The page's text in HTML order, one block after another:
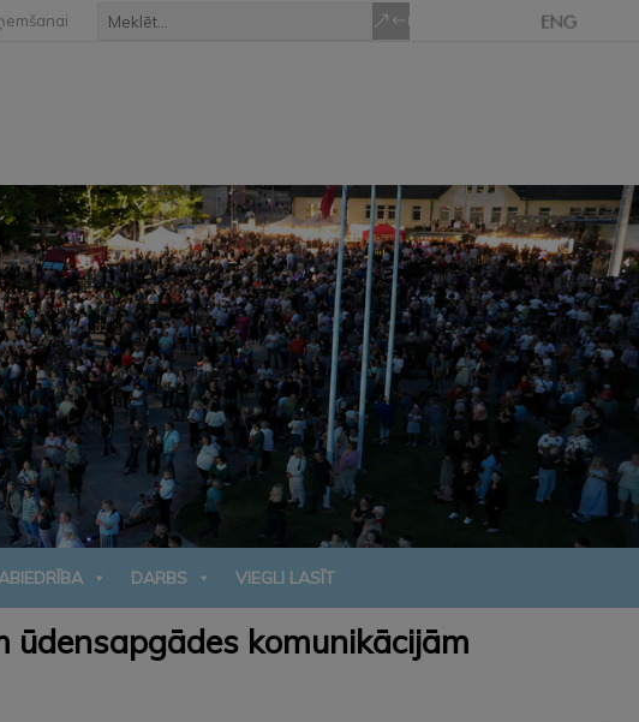
DARBS VIEGLI LASĪT
ūdensapgādes komunikācijām